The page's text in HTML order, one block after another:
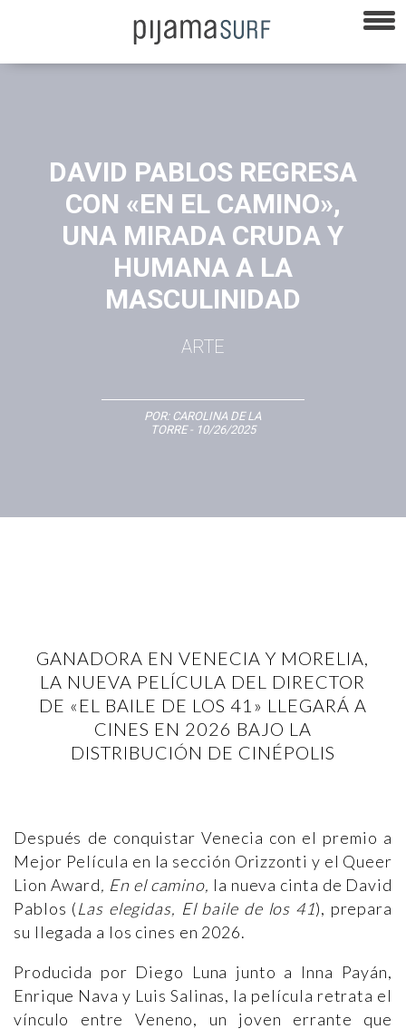
DAVID PABLOS REGRESA
CON «EN EL CAMINO»,
UNA MIRADA CRUDA Y
HUMANA A LA
MASCULINIDAD
ARTE
POR: CAROLINA DE LA
TORRE- 10/26/2025
GANADORA EN VENECIA Y MORELIA,
LA NUEVA PELÍCULA DEL DIRECTOR
DE «EL BAILE DE LOS 41» LLEGARÁ A
CINES EN 2026 BAJO LA
DISTRIBUCIÓN DE CINÉPOLIS
Después de conquistar Venecia con el premio a
Mejor Película en la sección Orizzonti y el Queer
Lion Award, En el camino, la nueva cinta de David
Pablos (Las elegidas, El baile de los 41), prepara
su llegada a los cines en 2026.
Producida por Diego Luna junto a Inna Payán,
Enrique Nava y Luis Salinas, la película retrata el
vínculo entre Veneno, un joven errante que